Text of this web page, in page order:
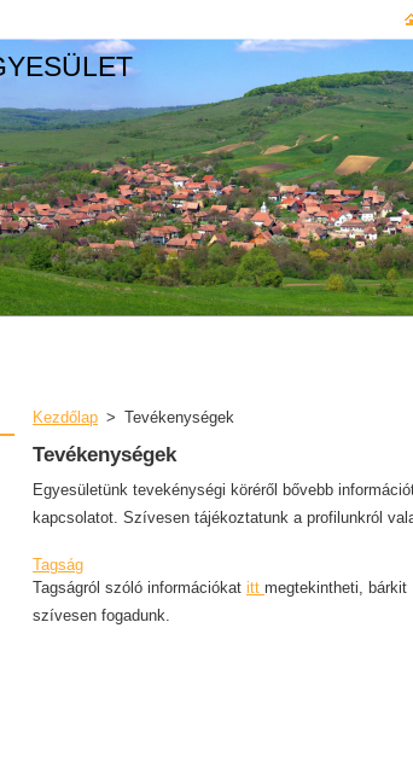
Kezdőlap > Tevékenységek
Tevékenységek
Egyesületünk tevekénységi köréről bővebb
kapcsolatot. Szívesen tájékoztatunk a profilunkról
Tagság
Tagságról szóló információkat itt megtekintheti, bárkit
szívesen fogadunk.